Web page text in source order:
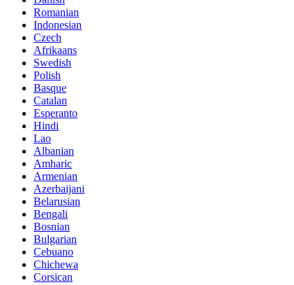
Romanian
Indonesian
Czech
Afrikaans
Swedish
Polish
Basque
Catalan
Esperanto
Hindi
Lao
Albanian
Amharic
Armenian
Azerbaijani
Belarusian
Bengali
Bosnian
Bulgarian
Cebuano
Chichewa
Corsican